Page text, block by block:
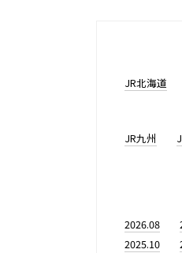
JR北海道
JR九州
2026.08
2025.10